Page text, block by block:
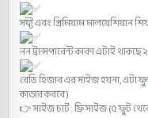
সফ্ট এবং প্রিমিয়াম মালয়েশিয়ান
নন ট্রান্সপারেন্ট কারণ এটাই থাকছে
রেডি হিজাব এর সাইজ হয়না, এটা
কাভার করবে )
👉 সাইজ চার্ট : ফ্রি সাইজ (৫ ফুট